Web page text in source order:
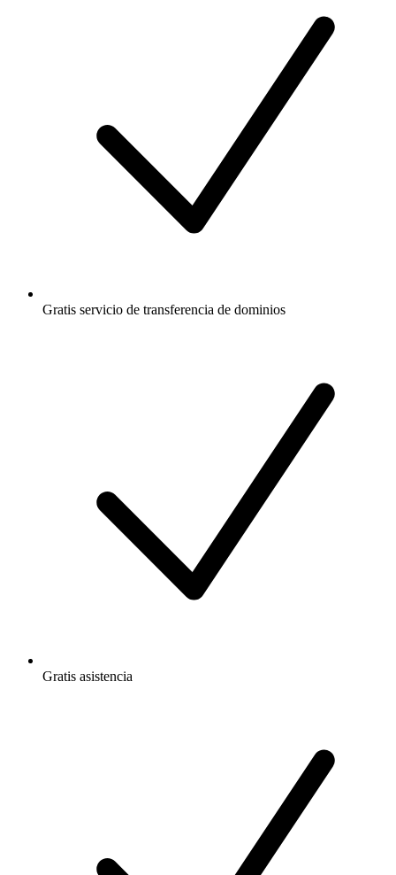
Gratis servicio de transferencia de dominios
Gratis asistencia